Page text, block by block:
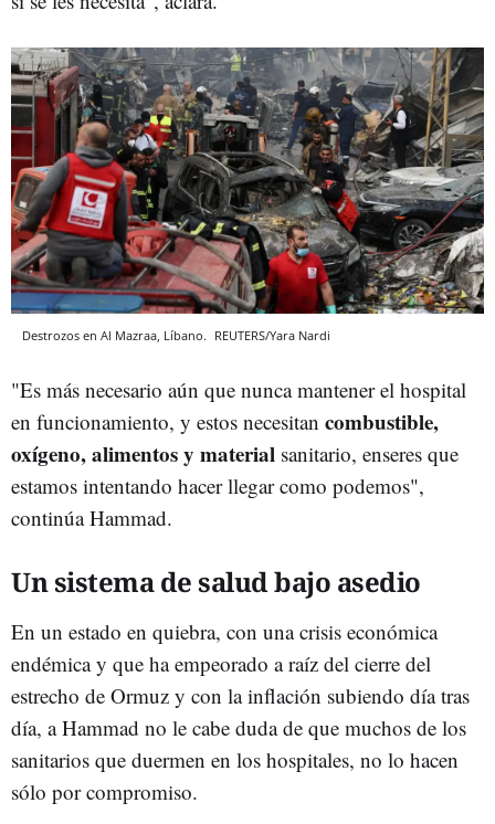
Destrozos en Al Mazraa, Líbano. REUTERS/Yara Nardi
"Es más necesario aún que nunca mantener el hospital
en funcionamiento, y estos necesitan combustible,
oxígeno, alimentos y material sanitario, enseres que
estamos intentando hacer llegar como podemos",
continúa Hammad.
Un sistema de salud bajo asedio
En un estado en quiebra, con una crisis económica
endémica y que ha empeorado a raíz del cierre del
estrecho de Ormuz y con la inflación subiendo día tras
día, a Hammad no le cabe duda de que muchos de los
sanitarios que duermen en los hospitales, no lo hacen
sólo por compromiso.